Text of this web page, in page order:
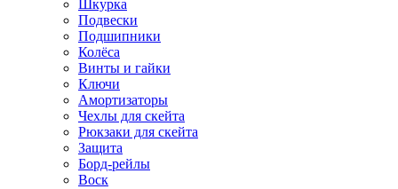
Шкурка
Подвески
Подшипники
Колёса
Винты и гайки
Ключи
Амортизаторы
Чехлы для скейта
Рюкзаки для скейта
Защита
Борд-рейлы
Воск